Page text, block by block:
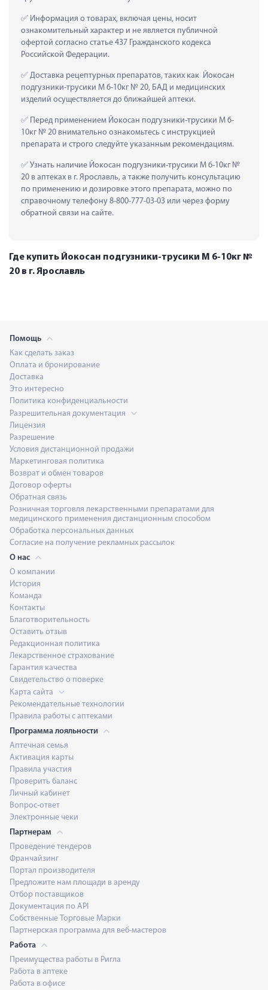
Информация о товарах, включая цены, носит
ознакомительный характер и не является публичной
офертой согласно статье 437 Гражданского кодекса
Российской Федерации.
Доставка рецептурных препаратов, таких как  Йокосан
подгузники-трусики М 6-10кг № 20, БАД и медицинских
изделий осуществляется до ближайшей аптеки.
Перед применением Йокосан подгузники-трусики М 6-
10кг № 20 внимательно ознакомьтесь с инструкцией
препарата и строго следуйте указанным рекомендациям.
Узнать наличие Йокосан подгузники-трусики М 6-10кг №
20 в аптеках в г. Ярославль, а также получить консультацию
по применению и дозировке этого препарата, можно по
справочному телефону 8-800-777-03-03 или через форму
обратной связи на сайте.
Где купить Йокосан подгузники-трусики М 6-10кг №
20 в г. Ярославль
Помощь
Как сделать заказ
Оплата и бронирование
Доставка
Это интересно
Политика конфиденциальности
Разрешительная документация
Лицензия
Разрешение
Условия дистанционной продажи
Маркетинговая политика
Возврат и обмен товаров
Договор оферты
Обратная связь
Розничная торговля лекарственными препаратами для
медицинского применения дистанционным способом
Обработка персональных данных
Согласие на получение рекламных рассылок
О нас
О компании
История
Команда
Контакты
Благотворительность
Оставить отзыв
Редакционная политика
Лекарственное страхование
Гарантия качества
Свидетельство о поверке
Карта сайта
Рекомендательные технологии
Правила работы с аптеками
Программа лояльности
Аптечная семья
Активация карты
Правила участия
Проверить баланс
Личный кабинет
Вопрос-ответ
Электронные чеки
Партнерам
Проведение тендеров
Франчайзинг
Портал производителя
Предложите нам площади в аренду
Отбор поставщиков
Документация по API
Собственные Торговые Марки
Партнерская программа для веб-мастеров
Работа
Преимущества работы в Ригла
Работа в аптеке
Работа в офисе